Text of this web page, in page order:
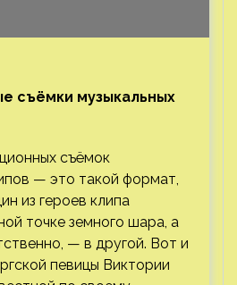
съёмки музыкальных
съёмок
— это такой формат,
из героев клипа
точке земного шара, а
— в другой. Вот и
певицы Виктории